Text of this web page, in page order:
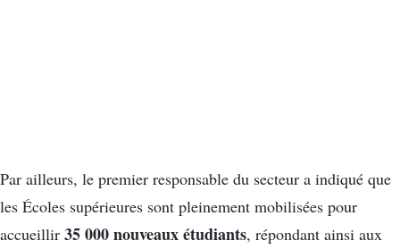
Par ailleurs, le premier responsable du secteur a indiqué que
les Écoles supérieures sont pleinement mobilisées pour
accueillir 35 000 nouveaux étudiants, répondant ainsi aux